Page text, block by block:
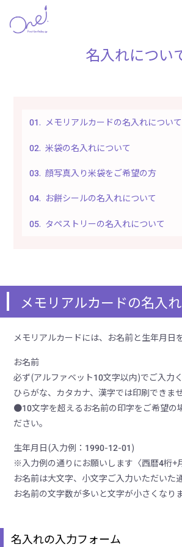
名入れについ
メモリアルカードの名入れについて
米袋の名入れについて
顔写真入り米袋をご希望の方
お餅シールの名入れについて
タペストリーの名入れについて
メモリアルカードの名入
メモリアルカードには、お名前と生年月日
お名前
必ず(アルファベット10文字以内)でご入力く
ひらがな、カタカナ、漢字では印刷できませ
●10文字を超えるお名前の印字をご希望の
ださい。
生年月日(入力例：1990-12-01)
※入力例の通りにお願いします〈西暦4桁+
お名前は大文字、小文字ご入力いただいた
お名前の文字数が多いと文字が小さくなりま
名入れの入力フォーム